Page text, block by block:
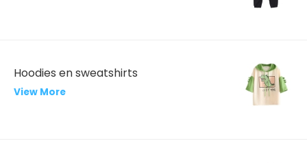
Hoodies en sweatshirts
View More